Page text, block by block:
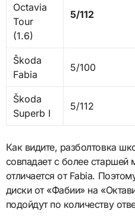
Octavia
Tour
(1.6)
5/112
Škoda
Fabia
5/100
Škoda
Superb I
5/112
Как видите, разболтовка
совпадает с более
отличается от Fabia.
диски от «Фабии» на
подойдут по количеству